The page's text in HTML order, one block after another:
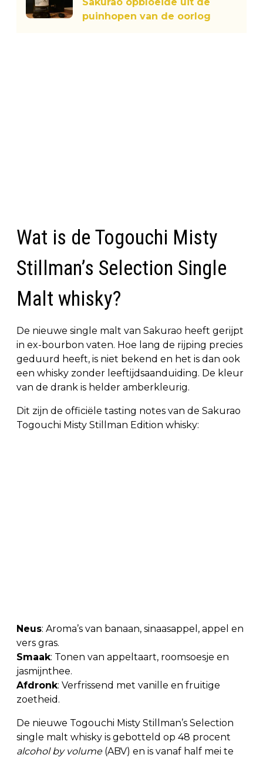
Sakurao opbloeide uit de
puinhopen van de oorlog
Wat is de Togouchi Misty
Stillman’s Selection Single
Malt whisky?
De nieuwe single malt van Sakurao heeft gerijpt
in ex-bourbon vaten. Hoe lang de rijping precies
geduurd heeft, is niet bekend en het is dan ook
een whisky zonder leeftijdsaanduiding. De kleur
van de drank is helder amberkleurig.
Dit zijn de officiële tasting notes van de Sakurao
Togouchi Misty Stillman Edition whisky:
Neus: Aroma’s van banaan, sinaasappel, appel en
vers gras.
Smaak: Tonen van appeltaart, roomsoesje en
jasmijnthee.
Afdronk: Verfrissend met vanille en fruitige
zoetheid.
De nieuwe Togouchi Misty Stillman’s Selection
single malt whisky is gebotteld op 48 procent
alcohol by volume(ABV) en is vanaf half mei te